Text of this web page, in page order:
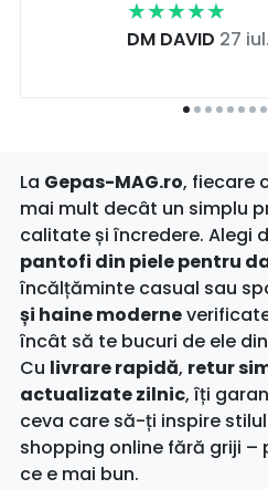
DM DAVID 27
La Gepas-MAG.ro, fiecare
mai mult decât un simplu
calitate și încredere. Alegi
pantofi din piele pentru
încălțăminte casual sau
și haine moderne
încât să te bucuri de ele
Cu livrare rapidă, retur
actualizate zilnic, îți
ceva care să-ți inspire
shopping online fără griji
ce e mai bun.